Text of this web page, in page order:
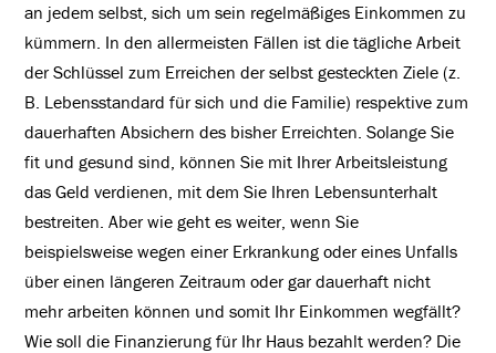
an jedem selbst, sich um sein regelmäßiges Einkommen zu
kümmern. In den allermeisten Fällen ist die tägliche Arbeit
der Schlüssel zum Erreichen der selbst gesteckten Ziele (z.
B. Lebensstandard für sich und die Familie) respektive zum
dauerhaften Absichern des bisher Erreichten. Solange Sie
fit und gesund sind, können Sie mit Ihrer Arbeitsleistung
das Geld verdienen, mit dem Sie Ihren Lebensunterhalt
bestreiten. Aber wie geht es weiter, wenn Sie
beispielsweise wegen einer Erkrankung oder eines Unfalls
über einen längeren Zeitraum oder gar dauerhaft nicht
mehr arbeiten können und somit Ihr Einkommen wegfällt?
Wie soll die Finanzierung für Ihr Haus bezahlt werden? Die